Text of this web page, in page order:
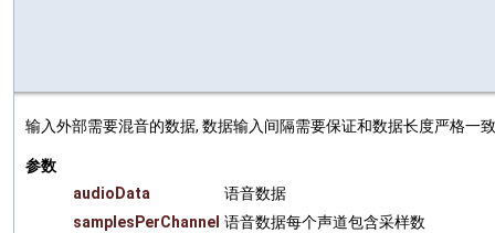
输入外部需要混音的数据, 数据输入间隔需要保证和数据长度严格一致
参数
audioData
语音数据
samplesPerChannel 语音数据每个声道包含采样数